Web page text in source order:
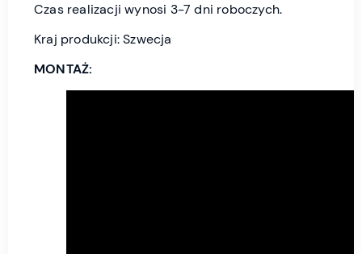
Czas realizacji wynosi 3-7 dni roboczych.
Kraj produkcji: Szwecja
MONTAŻ: